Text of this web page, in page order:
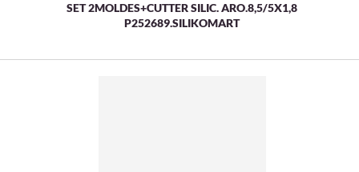
SET 2MOLDES+CUTTER SILIC. ARO.8,5/5X1,8
P252689.SILIKOMART